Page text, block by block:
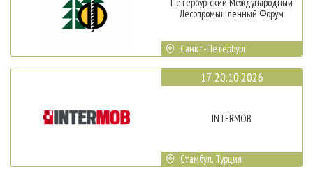
Лесопромышленный Форум
Санкт-Петербург
17-20.10.2026
INTERMOB
Стамбул, Турция